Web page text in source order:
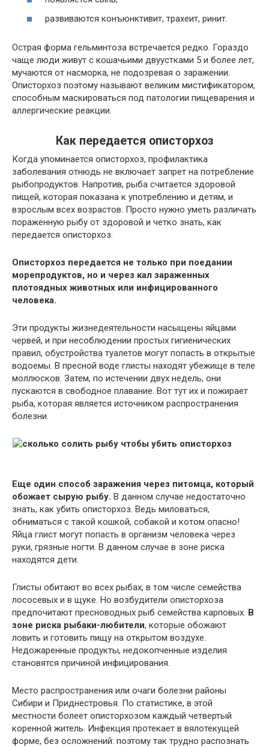
развиваются конъюнктивит, трахеит, ринит.
Острая форма гельминтоза встречается редко. Гораздо
чаще люди живут с кошачьими двуустками 5 и более лет,
мучаются от насморка, не подозревая о заражении.
Описторхоз поэтому называют великим мистификатором,
способным маскироваться под патологии пищеварения и
аллергические реакции.
Как передается описторхоз
Когда упоминается описторхоз, профилактика
заболевания отнюдь не включает запрет на потребление
рыбопродуктов. Напротив, рыба считается здоровой
пищей, которая показана к употреблению и детям, и
взрослым всех возрастов. Просто нужно уметь различать
пораженную рыбу от здоровой и четко знать, как
передается описторхоз.
Описторхоз передается не только при поедании
морепродуктов, но и через кал зараженных
плотоядных животных или инфицированного
человека.
Эти продукты жизнедеятельности насыщены яйцами
червей, и при несоблюдении простых гигиенических
правил, обустройства туалетов могут попасть в открытые
водоемы. В пресной воде глисты находят убежище в теле
моллюсков. Затем, по истечении двух недель, они
пускаются в свободное плавание. Вот тут их и пожирает
рыба, которая является источником распространения
болезни.
Еще один способ заражения через питомца, который
обожает сырую рыбу. В данном случае недостаточно
знать, как убить описторхоз. Ведь миловаться,
обниматься с такой кошкой, собакой и котом опасно!
Яйца глист могут попасть в организм человека через
руки, грязные ногти. В данном случае в зоне риска
находятся дети.
Глисты обитают во всех рыбах, в том числе семейства
лососевых и в щуке. Но возбудители описторхоза
предпочитают пресноводных рыб семейства карповых. В
зоне риска рыбаки-любители, которые обожают
ловить и готовить пищу на открытом воздухе.
Недожаренные продукты, недокопченные изделия
становятся причиной инфицирования.
Место распространения или очаги болезни районы
Сибири и Приднестровья. По статистике, в этой
местности болеет описторхозом каждый четвертый
коренной житель. Инфекция протекает в вялотекущей
форме, без осложнений: поэтому так трудно распознать